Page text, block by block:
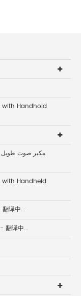
with Handhold
with Handheld
译中...
翻译中...